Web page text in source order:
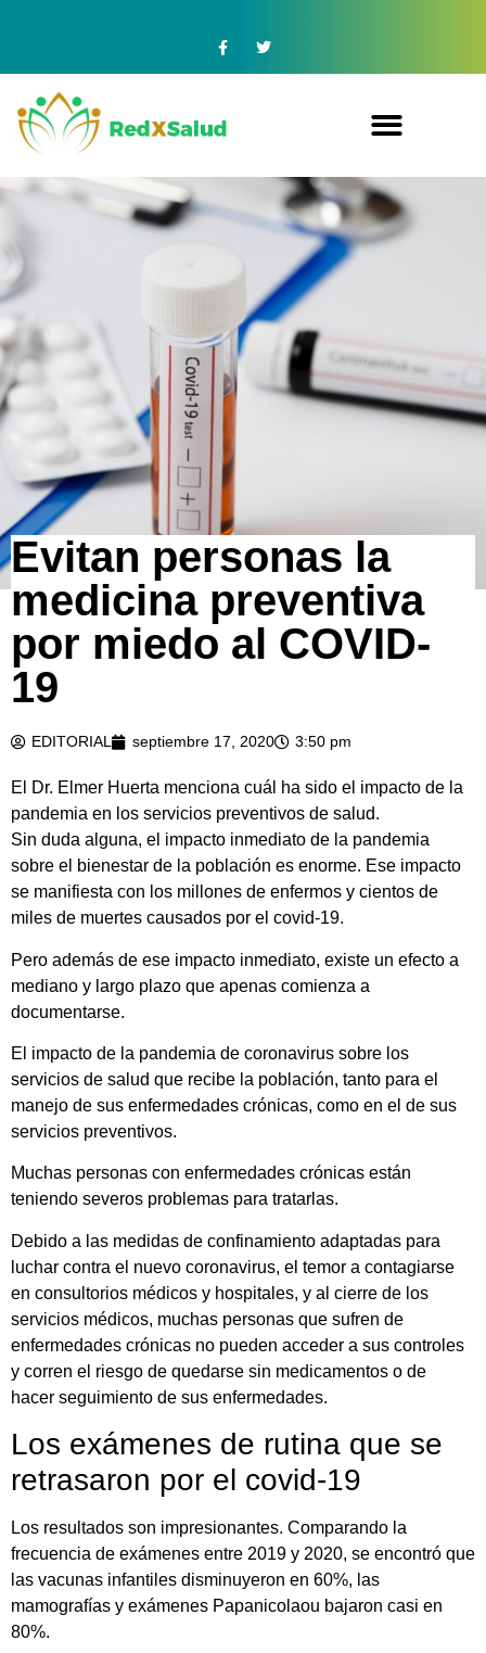
Evitan personas la
medicina preventiva
por miedo al COVID-
19
EDITORIAL septiembre 17, 2020 3:50 pm
El Dr. Elmer Huerta menciona cuál ha sido el impacto de la
pandemia en los servicios preventivos de salud.
Sin duda alguna, el impacto inmediato de la pandemia
sobre el bienestar de la población es enorme. Ese impacto
se manifiesta con los millones de enfermos y cientos de
miles de muertes causados por el covid-19.
Pero además de ese impacto inmediato, existe un efecto a
mediano y largo plazo que apenas comienza a
documentarse.
El impacto de la pandemia de coronavirus sobre los
servicios de salud que recibe la población, tanto para el
manejo de sus enfermedades crónicas, como en el de sus
servicios preventivos.
Muchas personas con enfermedades crónicas están
teniendo severos problemas para tratarlas.
Debido a las medidas de confinamiento adaptadas para
luchar contra el nuevo coronavirus, el temor a contagiarse
en consultorios médicos y hospitales, y al cierre de los
servicios médicos, muchas personas que sufren de
enfermedades crónicas no pueden acceder a sus controles
y corren el riesgo de quedarse sin medicamentos o de
hacer seguimiento de sus enfermedades.
Los exámenes de rutina que se
retrasaron por el covid-19
Los resultados son impresionantes. Comparando la
frecuencia de exámenes entre 2019 y 2020, se encontró que
las vacunas infantiles disminuyeron en 60%, las
mamografías y exámenes Papanicolaou bajaron casi en
80%.